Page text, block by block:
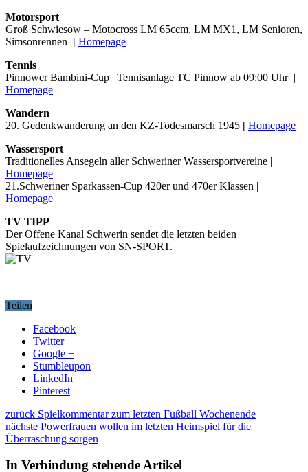
Motorsport
Groß Schwiesow – Motocross LM 65ccm, LM MX1, LM Senioren,
Simsonrennen | Homepage
Tennis
Pinnower Bambini-Cup | Tennisanlage TC Pinnow ab 09:00 Uhr |
Homepage
Wandern
20. Gedenkwanderung an den KZ-Todesmarsch 1945 | Homepage
Wassersport
Traditionelles Ansegeln aller Schweriner Wassersportvereine |
Homepage
21.Schweriner Sparkassen-Cup 420er und 470er Klassen |
Homepage
TV TIPP
Der Offene Kanal Schwerin sendet die letzten beiden
Spielaufzeichnungen von SN-SPORT.
Teilen
Facebook
Twitter
Google +
Stumbleupon
LinkedIn
Pinterest
zurück Spielkommentar zum letzten Fußball Wochenende
nächste Powerfrauen wollen im letzten Heimspiel für die
Überraschung sorgen
In Verbindung stehende Artikel